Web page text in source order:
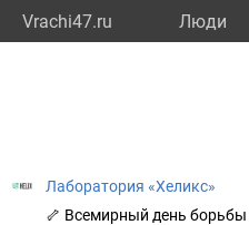
Vrachi47.ru Люди
Лаборатория «Хеликс»
🦴 Всемирный день борьбы